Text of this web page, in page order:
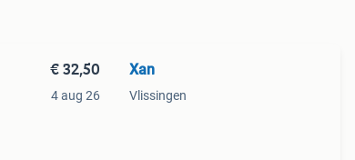
€ 32,50
4 aug 26
Xan
Vlissingen